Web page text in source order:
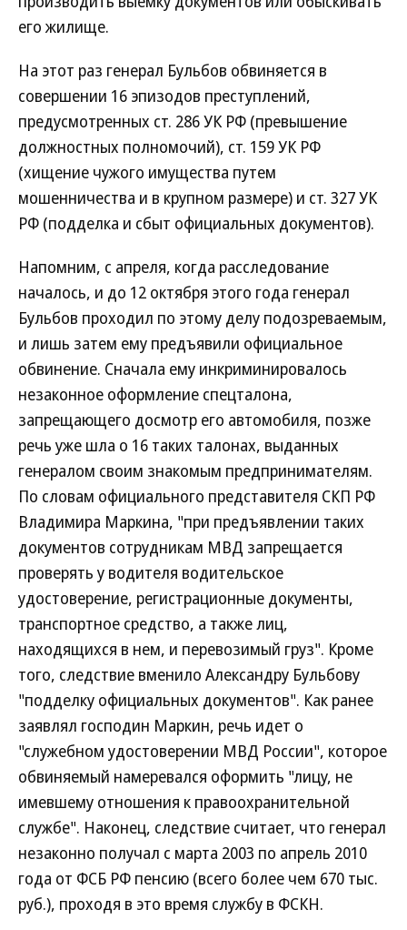
его жилище.
На этот раз генерал Бульбов обвиняется в
совершении 16 эпизодов преступлений,
предусмотренных ст. 286 УК РФ (превышение
должностных полномочий), ст. 159 УК РФ
(хищение чужого имущества путем
мошенничества и в крупном размере) и ст. 327 УК
РФ (подделка и сбыт официальных документов).
Напомним, с апреля, когда расследование
началось, и до 12 октября этого года генерал
Бульбов проходил по этому делу подозреваемым,
и лишь затем ему предъявили официальное
обвинение. Сначала ему инкриминировалось
незаконное оформление спецталона,
запрещающего досмотр его автомобиля, позже
речь уже шла о 16 таких талонах, выданных
генералом своим знакомым предпринимателям.
По словам официального представителя СКП РФ
Владимира Маркина, "при предъявлении таких
документов сотрудникам МВД запрещается
проверять у водителя водительское
удостоверение, регистрационные документы,
транспортное средство, а также лиц,
находящихся в нем, и перевозимый груз". Кроме
того, следствие вменило Александру Бульбову
"подделку официальных документов". Как ранее
заявлял господин Маркин, речь идет о
"служебном удостоверении МВД России", которое
обвиняемый намеревался оформить "лицу, не
имевшему отношения к правоохранительной
службе". Наконец, следствие считает, что генерал
незаконно получал с марта 2003 по апрель 2010
года от ФСБ РФ пенсию (всего более чем 670 тыс.
руб.), проходя в это время службу в ФСКН.